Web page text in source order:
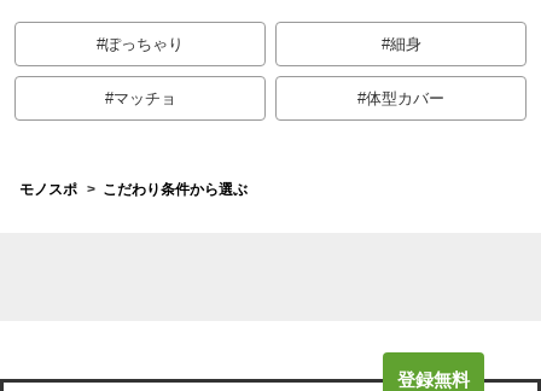
ぽっちゃり 細身
マッチョ 体型カバー
モノスポ こだわり条件から選ぶ
登録無料